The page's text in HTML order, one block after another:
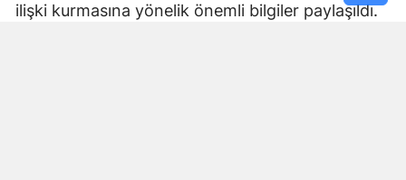
ilişki kurmasına yönelik önemli bilgiler paylaşıldı.